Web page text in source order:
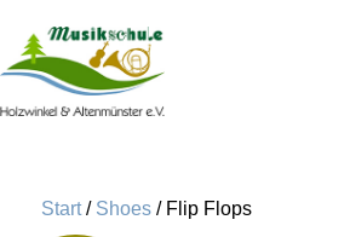
Start/ Shoes / Flip Flops